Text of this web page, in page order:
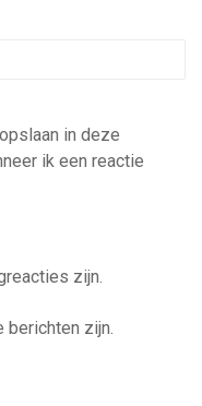
in deze
ik een reactie
zijn.
zijn.